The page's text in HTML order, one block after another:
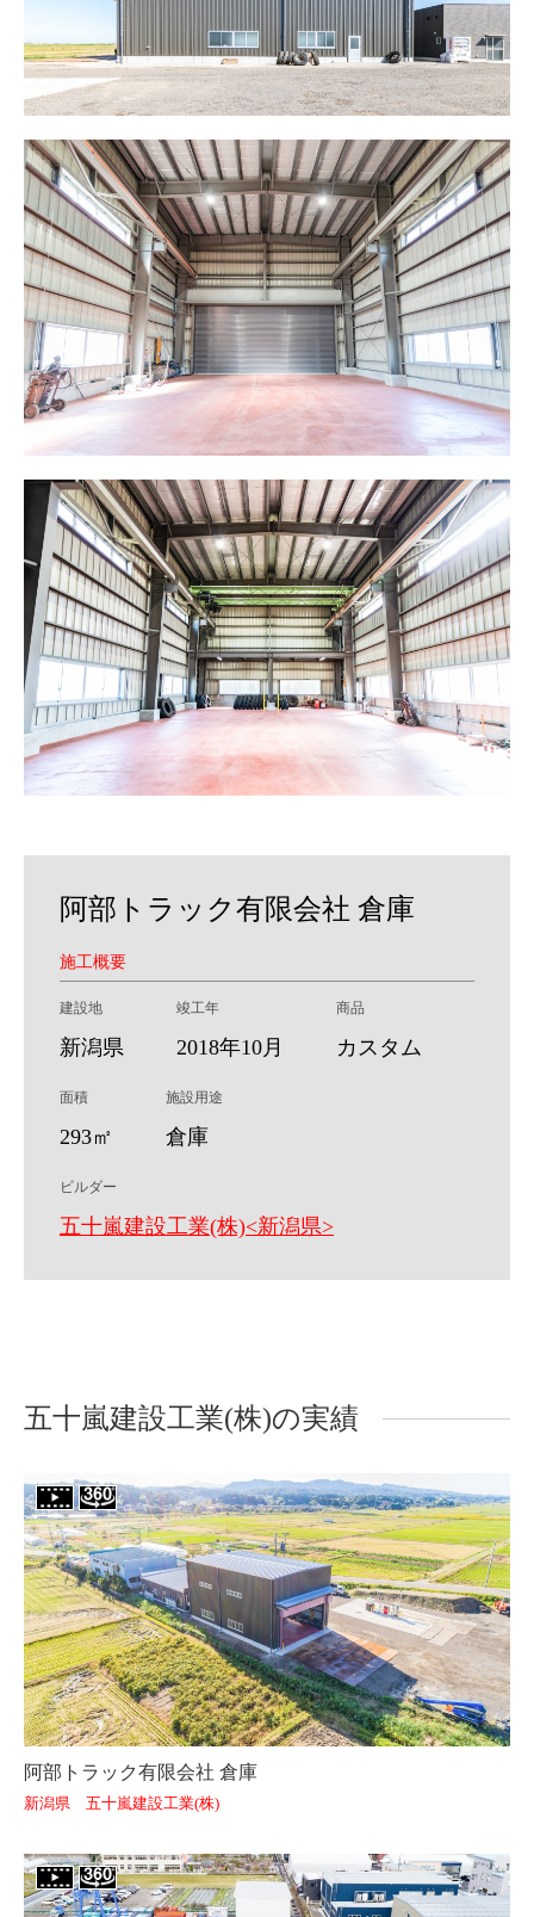
阿部トラック有限会社 倉庫
施工概要
建設地
新潟県
竣工年
2018年10月
商品
カスタム
面積
293㎡
施設用途
倉庫
ビルダー
五十嵐建設工業(株)<新潟県>
五十嵐建設工業(株)の実績
阿部トラック有限会社 倉庫
新潟県 五十嵐建設工業(株)